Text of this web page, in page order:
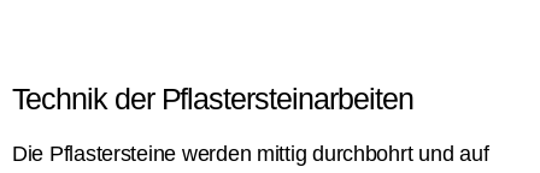
Technik der Pflastersteinarbeiten
Die Pflastersteine werden mittig durchbohrt und auf